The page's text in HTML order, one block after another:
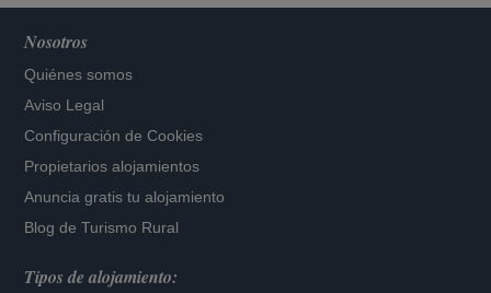
Nosotros
Quiénes somos
Aviso Legal
Configuración de Cookies
Propietarios alojamientos
Anuncia gratis tu alojamiento
Blog de Turismo Rural
Tipos de alojamiento: